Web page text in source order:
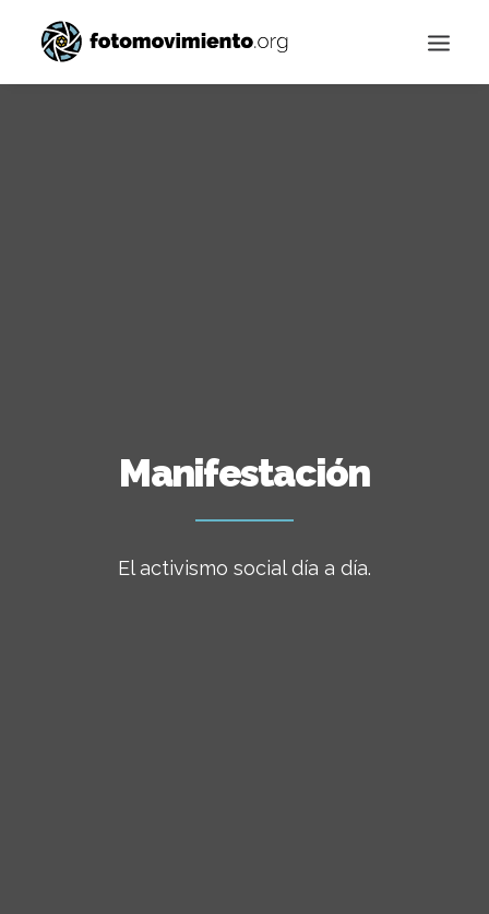
Manifestación
El activismo social día a día.